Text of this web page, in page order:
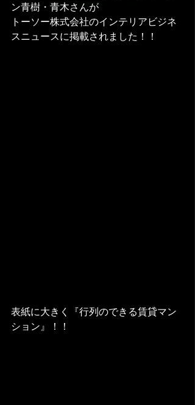
ン青樹・青木さんが
トーソー株式会社のインテリアビジネ
スニュースに掲載されました！！
表紙に大きく『行列のできる賃貸マン
ション』！！